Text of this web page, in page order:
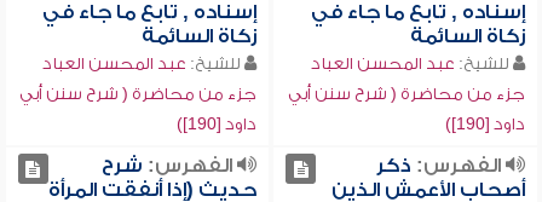
إسناده , تابع ما جاء في
زكاة السائمة
للشيخ: عبد المحسن العباد
جزء من محاضرة ( شرح سنن أبي
داود [190])
إسناده , تابع ما جاء في
زكاة السائمة
للشيخ: عبد المحسن العباد
جزء من محاضرة ( شرح سنن أبي
داود [190])
الفهرس: ذكر
أصحاب الأعمش الذين
الفهرس: شرح
حديث (إذا أنفقت المرأة